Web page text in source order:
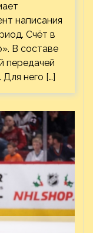
написания
Счёт в
В составе
передачей
него […]